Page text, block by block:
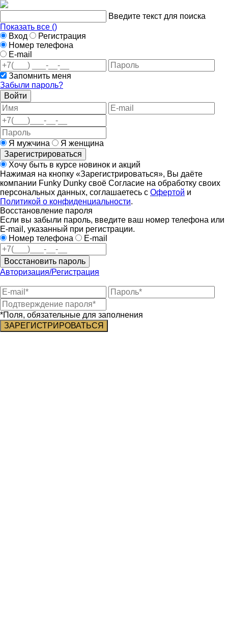
Введите текст для поиска
Показать все ()
Вход
Регистрация
Номер телефона
E-mail
Запомнить меня
Забыли пароль?
Войти
Я мужчина
Я женщина
Зарегистрироваться
Хочу быть в курсе новинок и акций
Нажимая на кнопку «Зарегистрироваться», Вы даёте
компании Funky Dunky своё Согласие на обработку своих
персональных данных, соглашаетесь с Офертой и
Политикой о конфиденциальности.
Восстановление пароля
Если вы забыли пароль, введите ваш номер телефона или
E-mail, указанный при регистрации.
Номер телефона
E-mail
Восстановить пароль
Авторизация/Регистрация
*Поля, обязательные для заполнения